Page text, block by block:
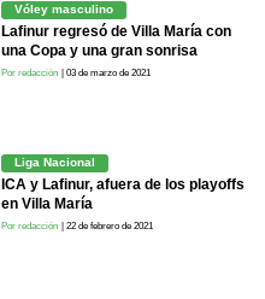
Vóley masculino
Lafinur regresó de Villa María con
una Copa y una gran sonrisa
Por redacción | 03 de marzo de 2021
Liga Nacional
ICA y Lafinur, afuera de los playoffs
en Villa María
Por redacción | 22 de febrero de 2021